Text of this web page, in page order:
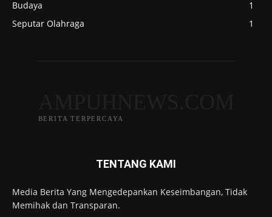
Budaya
1
Seputar Olahraga
1
BERITA TERPERCAYA
TENTANG KAMI
Media Berita Yang Mengedepankan Keseimbangan, Tidak
Memihak dan Transparan.